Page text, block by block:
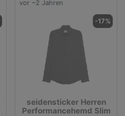
vor ~2 Jahren
-17%
seidensticker Herren
Performancehemd Slim